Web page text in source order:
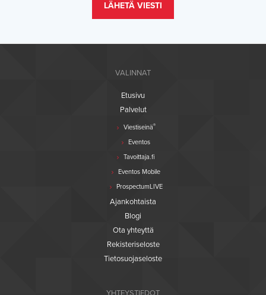
LÄHETÄ VIESTI
VALINNAT
Etusivu
Palvelut
Viestiseinä®
Eventos
Tavoittaja.fi
Eventos Mobile
ProspectumLIVE
Ajankohtaista
Blogi
Ota yhteyttä
Rekisteriseloste
Tietosuojaseloste